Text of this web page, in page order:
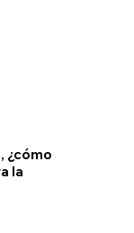
¿cómo
la